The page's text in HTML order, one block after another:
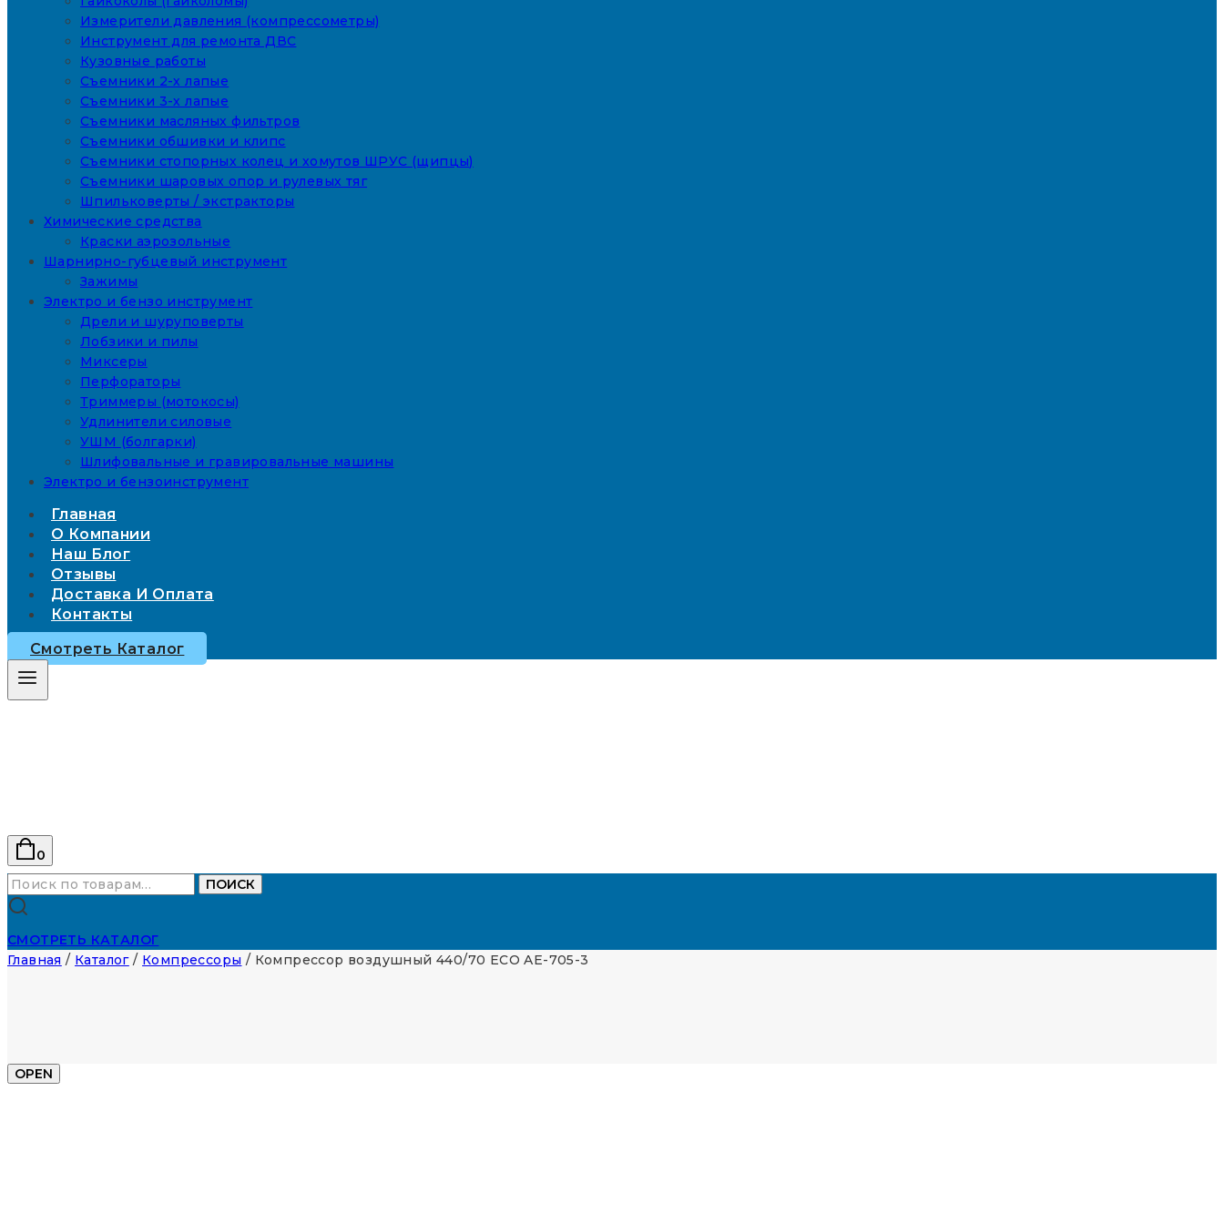
Измерители давления (компрессометры)
Инструмент для ремонта ДВС
Кузовные работы
Съемники 2-х лапые
Съемники 3-х лапые
Съемники масляных фильтров
Съемники обшивки и клипс
Съемники стопорных колец и хомутов ШРУС (щипцы)
Съемники шаровых опор и рулевых тяг
Шпильковерты / экстракторы
Химические средства
Краски аэрозольные
Шарнирно-губцевый инструмент
Зажимы
Электро и бензо инструмент
Дрели и шуруповерты
Лобзики и пилы
Миксеры
Перфораторы
Триммеры (мотокосы)
Удлинители силовые
УШМ (болгарки)
Шлифовальные и гравировальные машины
Электро и бензоинструмент
Главная
О Компании
Наш Блог
Отзывы
Доставка И Оплата
Контакты
Смотреть Каталог
0
Искать:
ПОИСК
СМОТРЕТЬ КАТАЛОГ
Главная / Каталог / Компрессоры / Компрессор воздушный 440/70 ECO AE-705-3
OPEN